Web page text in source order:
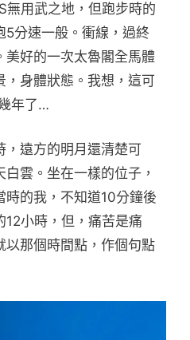
無用武之地，但跑步時的
5分速一般。衝線，過終
美好的一次太魯閣全馬體
身體狀態。我想，這可
年了…
，遠方的明月還清楚可
雲。坐在一樣的位子，
的我，不知道10分鐘後
12小時，但，痛苦是痛
以那個時間點，作個句點